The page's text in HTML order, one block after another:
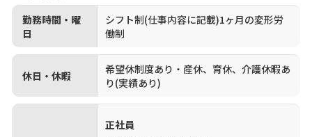
勤務時間・曜
日
シフト制(仕事内容に記載)1ヶ月の変形労
働制
休日・休暇
希望休制度あり・産休、育休、介護休暇あ
り(実績あり)
正社員